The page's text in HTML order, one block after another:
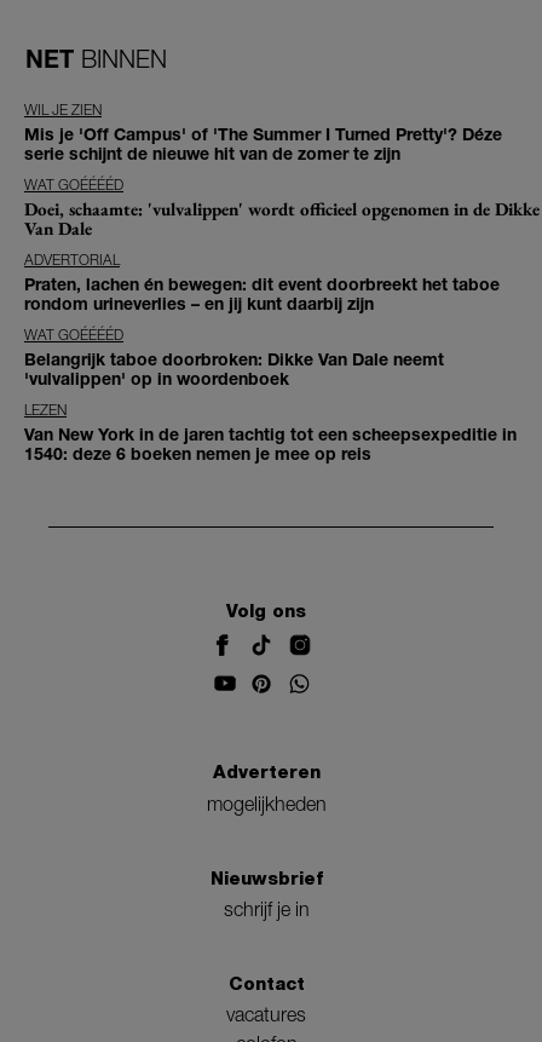
NET BINNEN
WIL JE ZIEN
Mis je 'Off Campus' of 'The Summer I Turned Pretty'? Déze
serie schijnt de nieuwe hit van de zomer te zijn
WAT GOÉÉÉÉD
Doei, schaamte: 'vulvalippen' wordt officieel opgenomen in de Dikke
Van Dale
ADVERTORIAL
Praten, lachen én bewegen: dit event doorbreekt het taboe
rondom urineverlies – en jij kunt daarbij zijn
WAT GOÉÉÉÉD
Belangrijk taboe doorbroken: Dikke Van Dale neemt
'vulvalippen' op in woordenboek
LEZEN
Van New York in de jaren tachtig tot een scheepsexpeditie in
1540: deze 6 boeken nemen je mee op reis
Volg ons
Adverteren
mogelijkheden
Nieuwsbrief
schrijf je in
Contact
vacatures